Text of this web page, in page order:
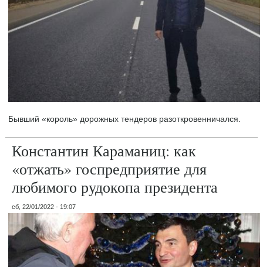
Бывший «король» дорожных тендеров разоткровенничался.
Константин Караманиц: как
«отжать» госпредприятие для
любимого рудокопа президента
сб, 22/01/2022 - 19:07